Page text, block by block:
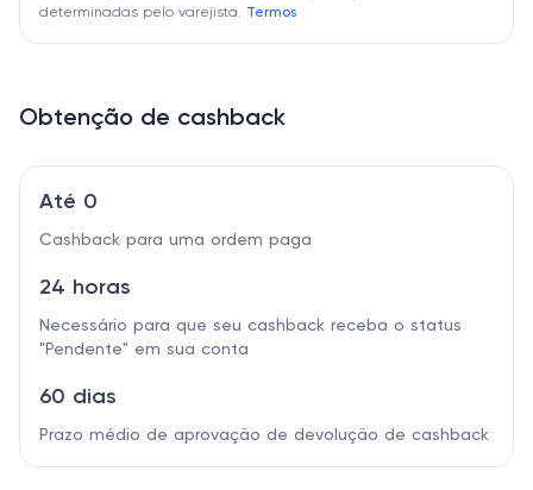
determinadas pelo varejista. Termos
Obtenção de cashback
Até 0
Cashback para uma ordem paga
24 horas
Necessário para que seu cashback receba o status
"Pendente" em sua conta
60 dias
Prazo médio de aprovação de devolução de cashback